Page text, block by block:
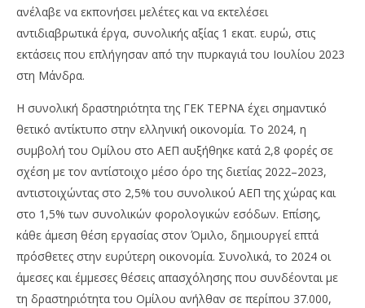
ανέλαβε να εκπονήσει μελέτες και να εκτελέσει
αντιδιαβρωτικά έργα, συνολικής αξίας 1 εκατ. ευρώ, στις
εκτάσεις που επλήγησαν από την πυρκαγιά του Ιουλίου 2023
στη Μάνδρα.
Η συνολική δραστηριότητα της ΓΕΚ ΤΕΡΝΑ έχει σημαντικό
θετικό αντίκτυπο στην ελληνική οικονομία. Το 2024, η
συμβολή του Ομίλου στο ΑΕΠ αυξήθηκε κατά 2,8 φορές σε
σχέση με τον αντίστοιχο μέσο όρο της διετίας 2022–2023,
αντιστοιχώντας στο 2,5% του συνολικού ΑΕΠ της χώρας και
στο 1,5% των συνολικών φορολογικών εσόδων. Επίσης,
κάθε άμεση θέση εργασίας στον Όμιλο, δημιουργεί επτά
πρόσθετες στην ευρύτερη οικονομία. Συνολικά, το 2024 οι
άμεσες και έμμεσες θέσεις απασχόλησης που συνδέονται με
τη δραστηριότητα του Ομίλου ανήλθαν σε περίπου 37.000,